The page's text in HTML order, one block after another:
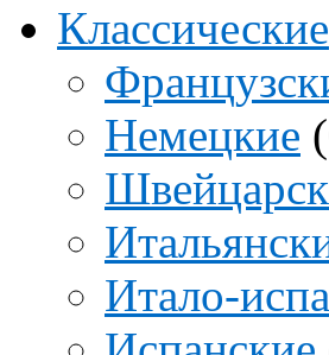
Классические
Немецкие
Итало-